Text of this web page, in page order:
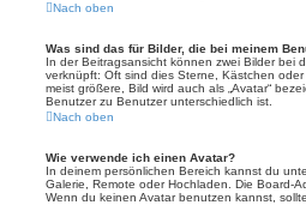
Nach oben
Was sind das für Bilder, die bei meinem
In der Beitragsansicht können zwei Bilder bei
verknüpft: Oft sind dies Sterne, Kästchen
meist größere, Bild wird auch als „Avatar“
Benutzer zu Benutzer unterschiedlich ist.
Nach oben
Wie verwende ich einen Avatar?
In deinem persönlichen Bereich kannst du
Galerie, Remote oder Hochladen. Die Board-
Wenn du keinen Avatar benutzen kannst,